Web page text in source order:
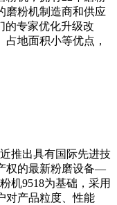
磨粉机制造商和供应
的专家优化升级改
地面积小等优点，
推出具有国际先进技
权的最新粉磨设备—
机9518为基础，采用
对产品粒度、性能